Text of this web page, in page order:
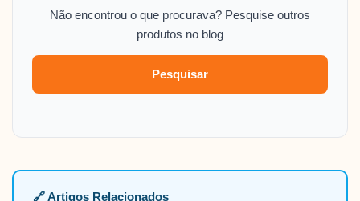
Não encontrou o que procurava? Pesquise outros
produtos no blog
Pesquisar
🔗 Artigos Relacionados